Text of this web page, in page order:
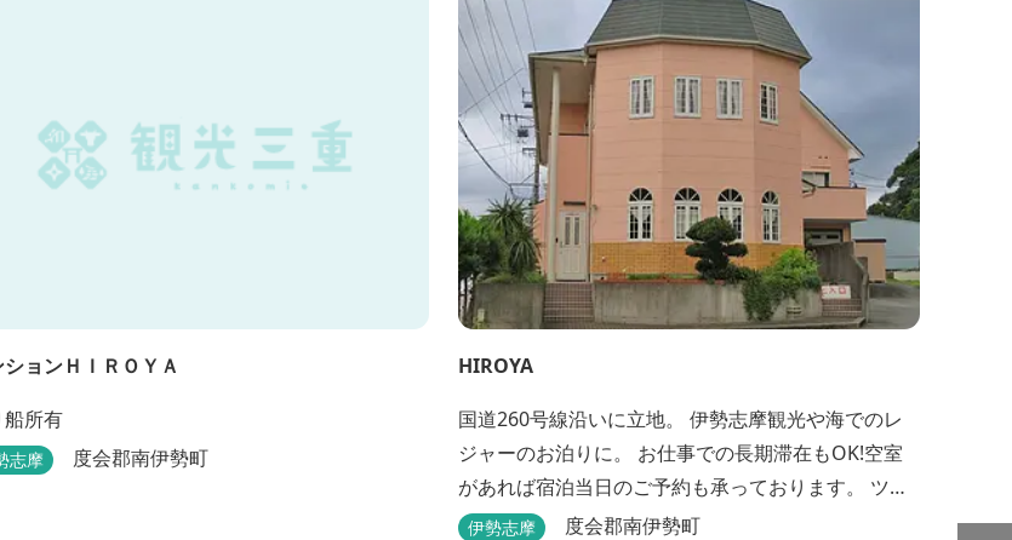
ョンＨＩＲＯＹＡ
船所有
志摩 度会郡南伊勢町
HIROYA
国道260号線沿いに立地。 伊勢志摩観光や海でのレ
ジャーのお泊りに。 お仕事での長期滞在もOK!空室
があれば宿泊当日のご予約も承っております。 ツー
リングのバイカーさんもお気軽にお立ち寄りくださ
伊勢志摩 度会郡南伊勢町